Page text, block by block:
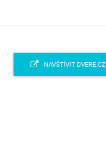
NAVŠTÍVIT DVERE.CZ